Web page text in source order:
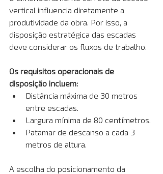
vertical influencia diretamente a
produtividade da obra. Por isso, a
disposição estratégica das escadas
deve considerar os fluxos de trabalho.
Os requisitos operacionais de
disposição incluem:
Distância máxima de 30 metros
entre escadas.
Largura mínima de 80 centímetros.
Patamar de descanso a cada 3
metros de altura.
A escolha do posicionamento da